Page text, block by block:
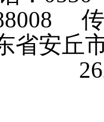
传
省安丘